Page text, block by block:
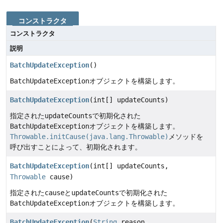
コンストラクタ
コンストラクタ
説明
BatchUpdateException()
BatchUpdateExceptionオブジェクトを構築します。
BatchUpdateException(int[] updateCounts)
指定されたupdateCountsで初期化された
BatchUpdateExceptionオブジェクトを構築します。
Throwable.initCause(java.lang.Throwable) メソッドを
呼び出すことによって、初期化されます。
BatchUpdateException(int[] updateCounts,
Throwable cause)
指定されたcauseと updateCountsで初期化された
BatchUpdateExceptionオブジェクトを構築します。